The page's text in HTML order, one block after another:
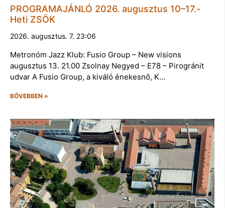
PROGRAMAJÁNLÓ 2026. augusztus 10–17.-
Heti ZSÖK
2026. augusztus. 7. 23:06
Metronóm Jazz Klub: Fusio Group – New visions
augusztus 13. 21.00 Zsolnay Negyed – E78 – Pirogránit
udvar A Fusio Group, a kiváló énekesnő, K…
BŐVEBBEN »